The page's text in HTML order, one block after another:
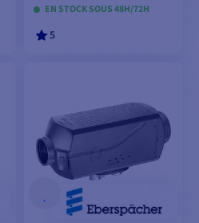
EN STOCK SOUS 48H/72H
5